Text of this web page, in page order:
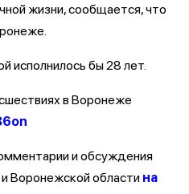
жизни, сообщается, что
исполнилось бы 28 лет.
в Воронеже
и обсуждения
Воронежской области на